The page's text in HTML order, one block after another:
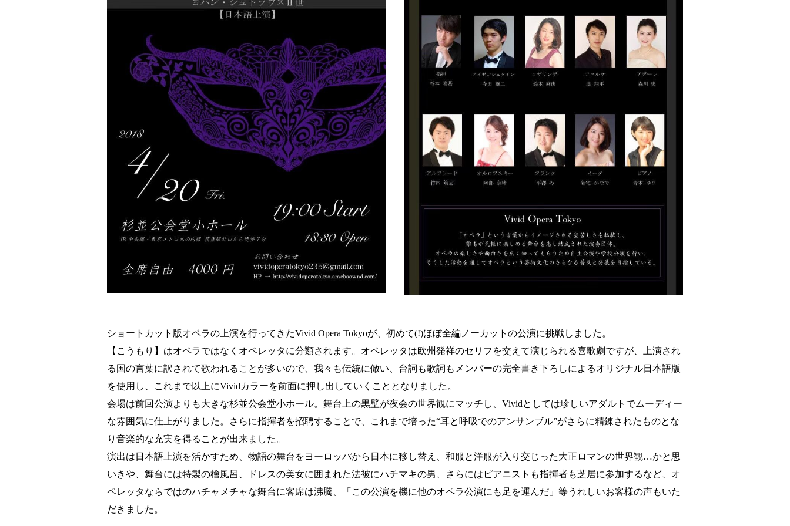
ショートカット版オペラの上演を行ってきたVivid Opera Tokyoが、初めて(!)ほぼ全編ノーカットの公演に挑戦しました。
【こうもり】はオペラではなくオペレッタに分類されます。オペレッタは欧州発祥のセリフを交えて演じられる喜歌劇ですが、上演され
る国の言葉に訳されて歌われることが多いので、我々も伝統に倣い、台詞も歌詞もメンバーの完全書き下ろしによるオリジナル日本語版
を使用し、これまで以上にVividカラーを前面に押し出していくこととなりました。
会場は前回公演よりも大きな杉並公会堂小ホール。舞台上の黒壁が夜会の世界観にマッチし、Vividとしては珍しいアダルトでムーディー
な雰囲気に仕上がりました。さらに指揮者を招聘することで、これまで培った“耳と呼吸でのアンサンブル”がさらに精錬されたものとな
り音楽的な充実を得ることが出来ました。
演出は日本語上演を活かすため、物語の舞台をヨーロッパから日本に移し替え、和服と洋服が入り交じった大正ロマンの世界観…かと思
いきや、舞台には特製の檜風呂、ドレスの美女に囲まれた法被にハチマキの男、さらにはピアニストも指揮者も芝居に参加するなど、オ
ペレッタならではのハチャメチャな舞台に客席は沸騰、「この公演を機に他のオペラ公演にも足を運んだ」等うれしいお客様の声もいた
だきました。